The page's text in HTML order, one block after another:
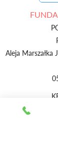
Aleja Marszałka